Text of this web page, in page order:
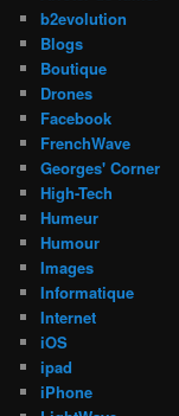
b2evolution
Blogs
Boutique
Drones
Facebook
FrenchWave
Georges' Corner
High-Tech
Humeur
Humour
Images
Informatique
Internet
iOS
ipad
iPhone